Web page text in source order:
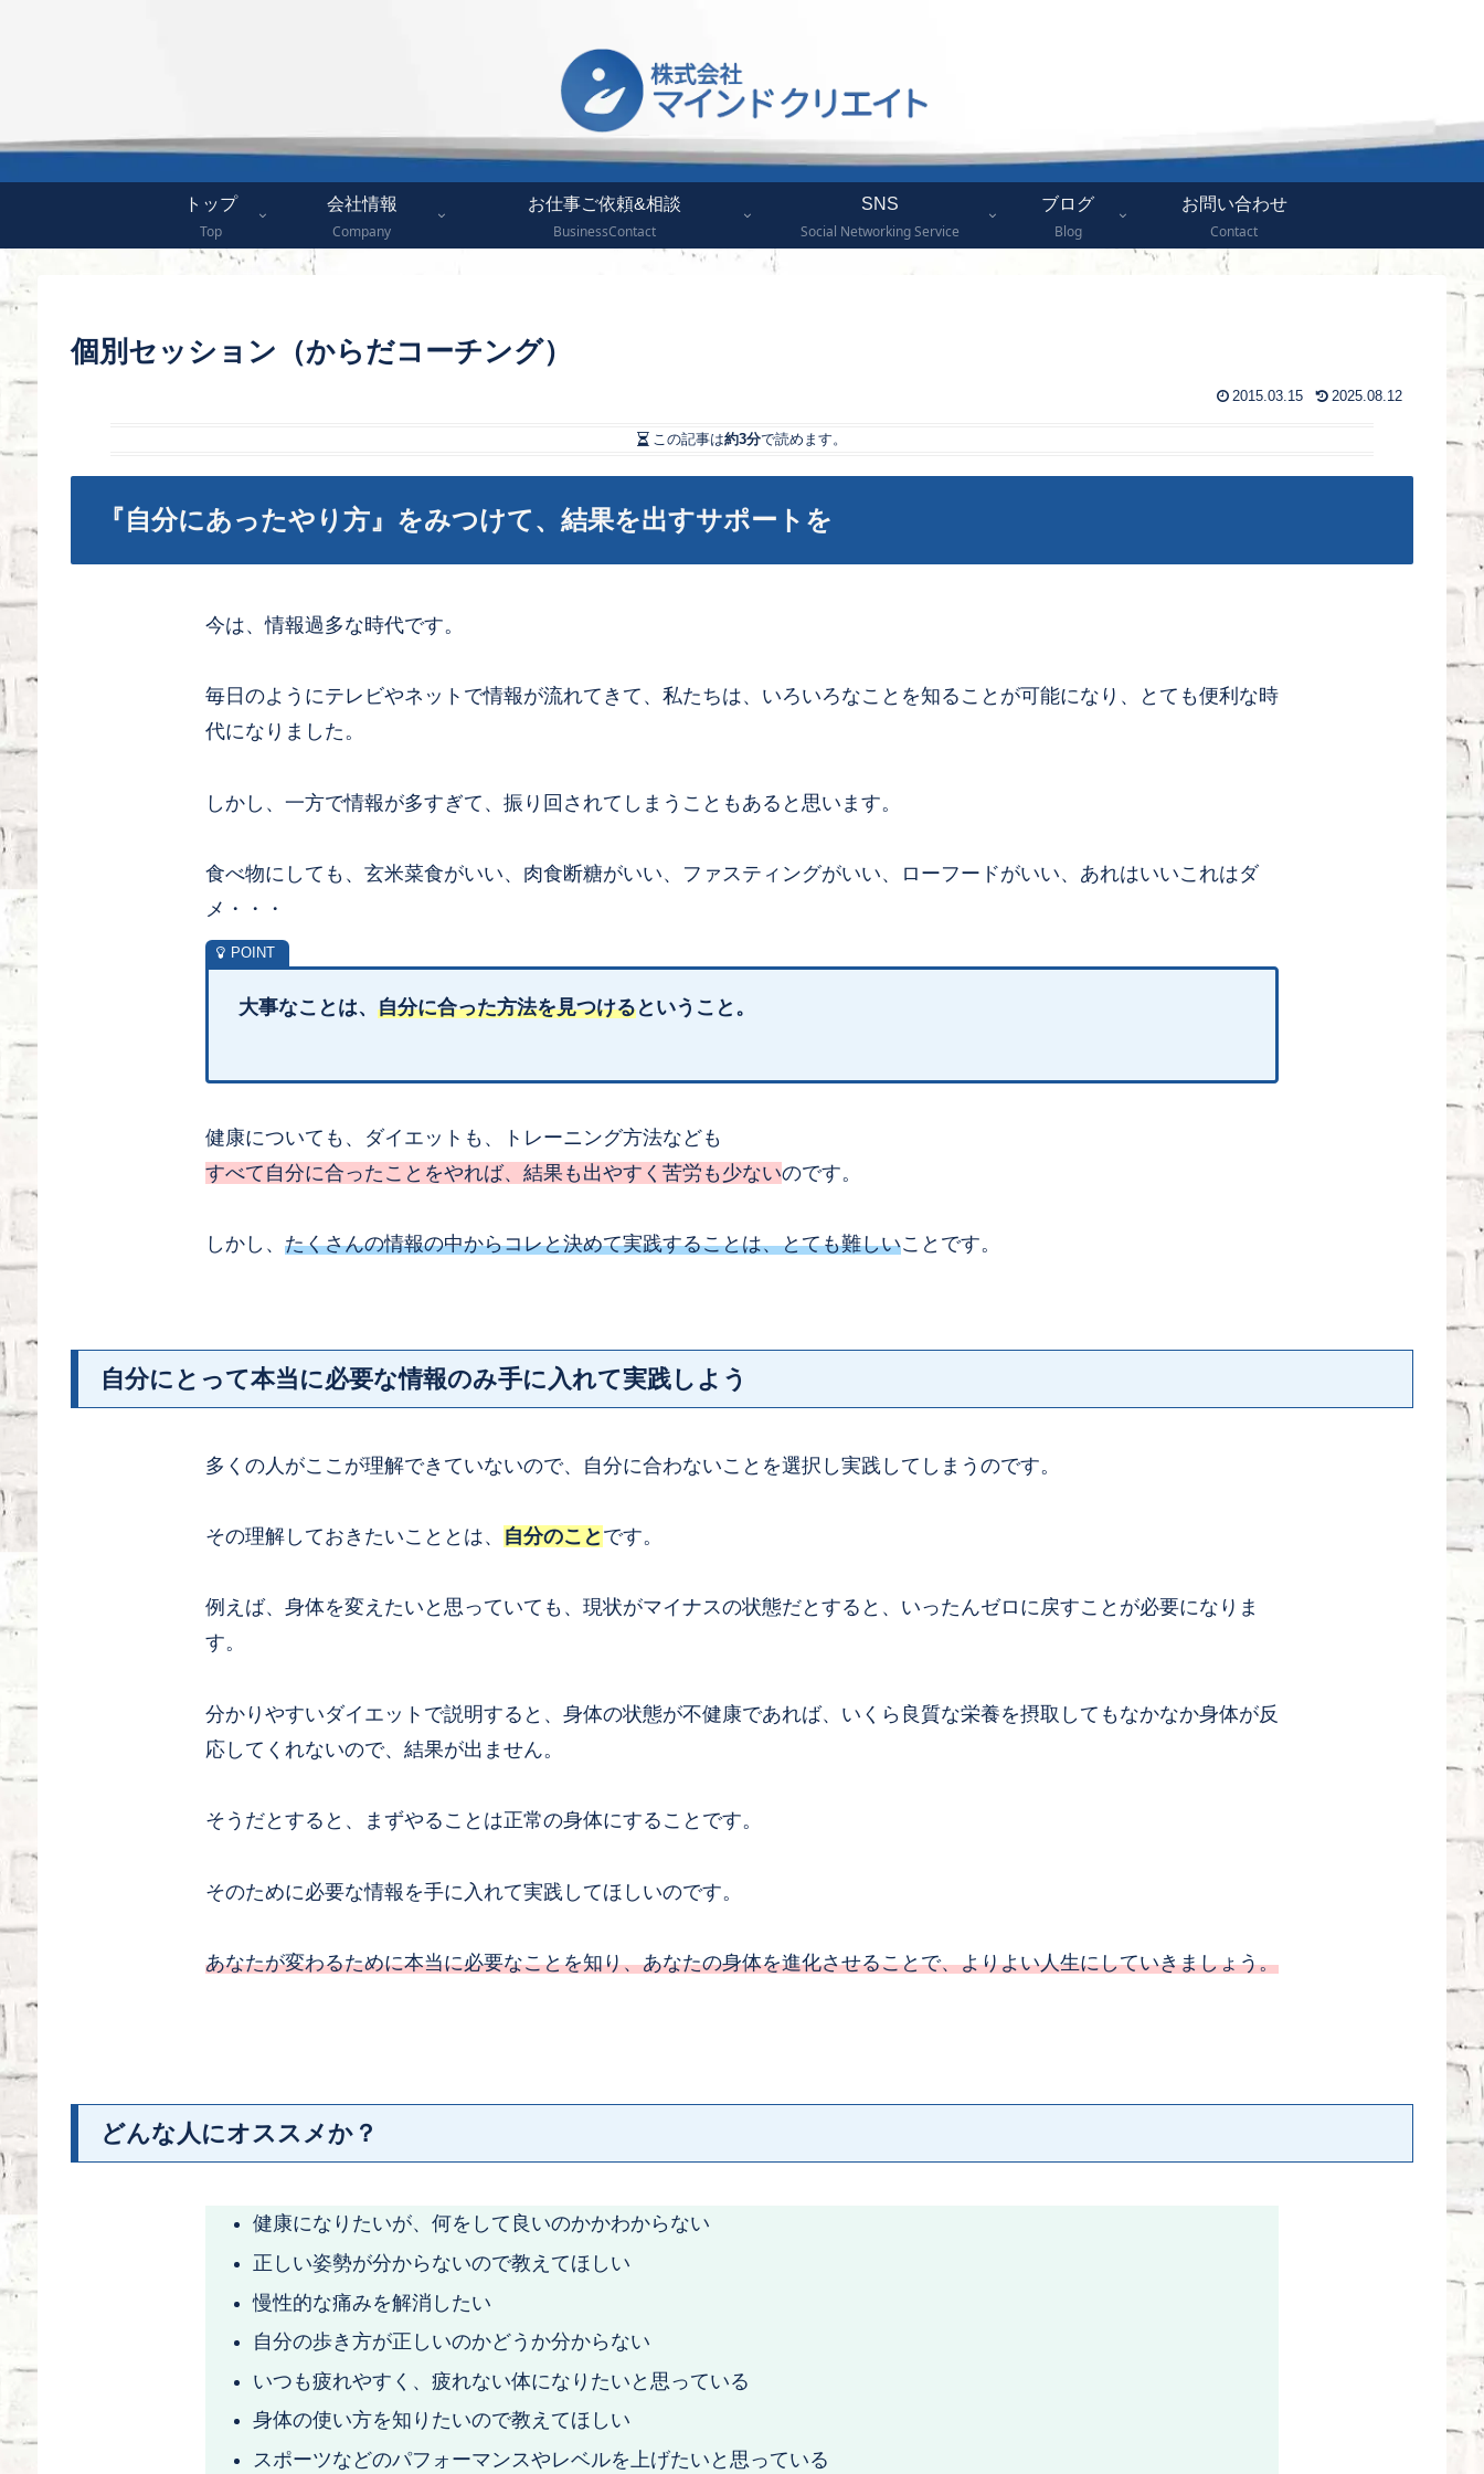
トップ
Top
会社情報
Company
お仕事ご依頼&相談
BusinessContact
SNS
Social Networking Service
ブログ
Blog
お問い合わせ
Contact
個別セッション（からだコーチング）
2015.03.15 2025.08.12
この記事は約3分で読めます。
『自分にあったやり方』をみつけて、結果を出すサポートを
今は、情報過多な時代です。
毎日のようにテレビやネットで情報が流れてきて、私たちは、いろいろなことを知ることが可能になり、とても便利な時
代になりました。
しかし、一方で情報が多すぎて、振り回されてしまうこともあると思います。
食べ物にしても、玄米菜食がいい、肉食断糖がいい、ファスティングがいい、ローフードがいい、あれはいいこれはダ
メ・・・
大事なことは、 自分に合った方法を見つけるということ。
健康についても、ダイエットも、トレーニング方法なども
すべて自分に合ったことをやれば、結果も出やすく苦労も少ないのです。
しかし、 たくさんの情報の中からコレと決めて実践することは、とても難しいことです。
自分にとって本当に必要な情報のみ手に入れて実践しよう
多くの人がここが理解できていないので、自分に合わないことを選択し実践してしまうのです。
その理解しておきたいこととは、 自分のこと です。
例えば、身体を変えたいと思っていても、現状がマイナスの状態だとすると、いったんゼロに戻すことが必要になりま
す。
分かりやすいダイエットで説明すると、身体の状態が不健康であれば、いくら良質な栄養を摂取してもなかなか身体が反
応してくれないので、結果が出ません。
そうだとすると、まずやることは正常の身体にすることです。
そのために必要な情報を手に入れて実践してほしいのです。
あなたが変わるために本当に必要なことを知り、あなたの身体を進化させることで、よりよい人生にしていきましょう。
どんな人にオススメか？
健康になりたいが、何をして良いのかかわからない
正しい姿勢が分からないので教えてほしい
慢性的な痛みを解消したい
自分の歩き方が正しいのかどうか分からない
いつも疲れやすく、疲れない体になりたいと思っている
身体の使い方を知りたいので教えてほしい
スポーツなどのパフォーマンスやレベルを上げたいと思っている